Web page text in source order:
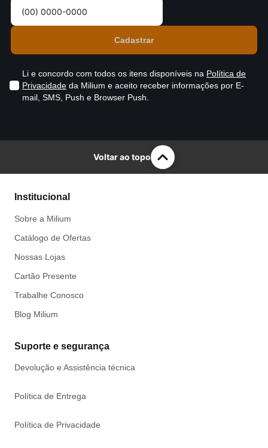
Li e concordo com todos os itens disponíveis na Política de
Privacidade da Milium e aceito receber informações por E-
mail, SMS, Push e Browser Push.
Voltar ao topo
Institucional
Sobre a Milium
Catálogo de Ofertas
Nossas Lojas
Cartão Presente
Trabalhe Conosco
Blog Milium
Suporte e segurança
Devolução e Assistência técnica
Política de Entrega
Política de Privacidade